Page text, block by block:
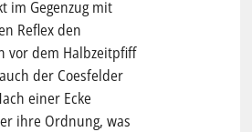
im Gegenzug mit
Reflex den
vor dem Halbzeitpfiff
der Coesfelder
einer Ecke
ihre Ordnung, was